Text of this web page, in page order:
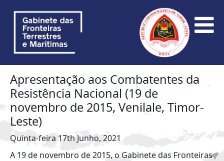
Apresentação aos Combatentes da
Resistência Nacional (19 de
novembro de 2015, Venilale, Timor-
Leste)
Quinta-feira 17th Junho, 2021
A 19 de novembro de 2015, o Gabinete das Fronteiras